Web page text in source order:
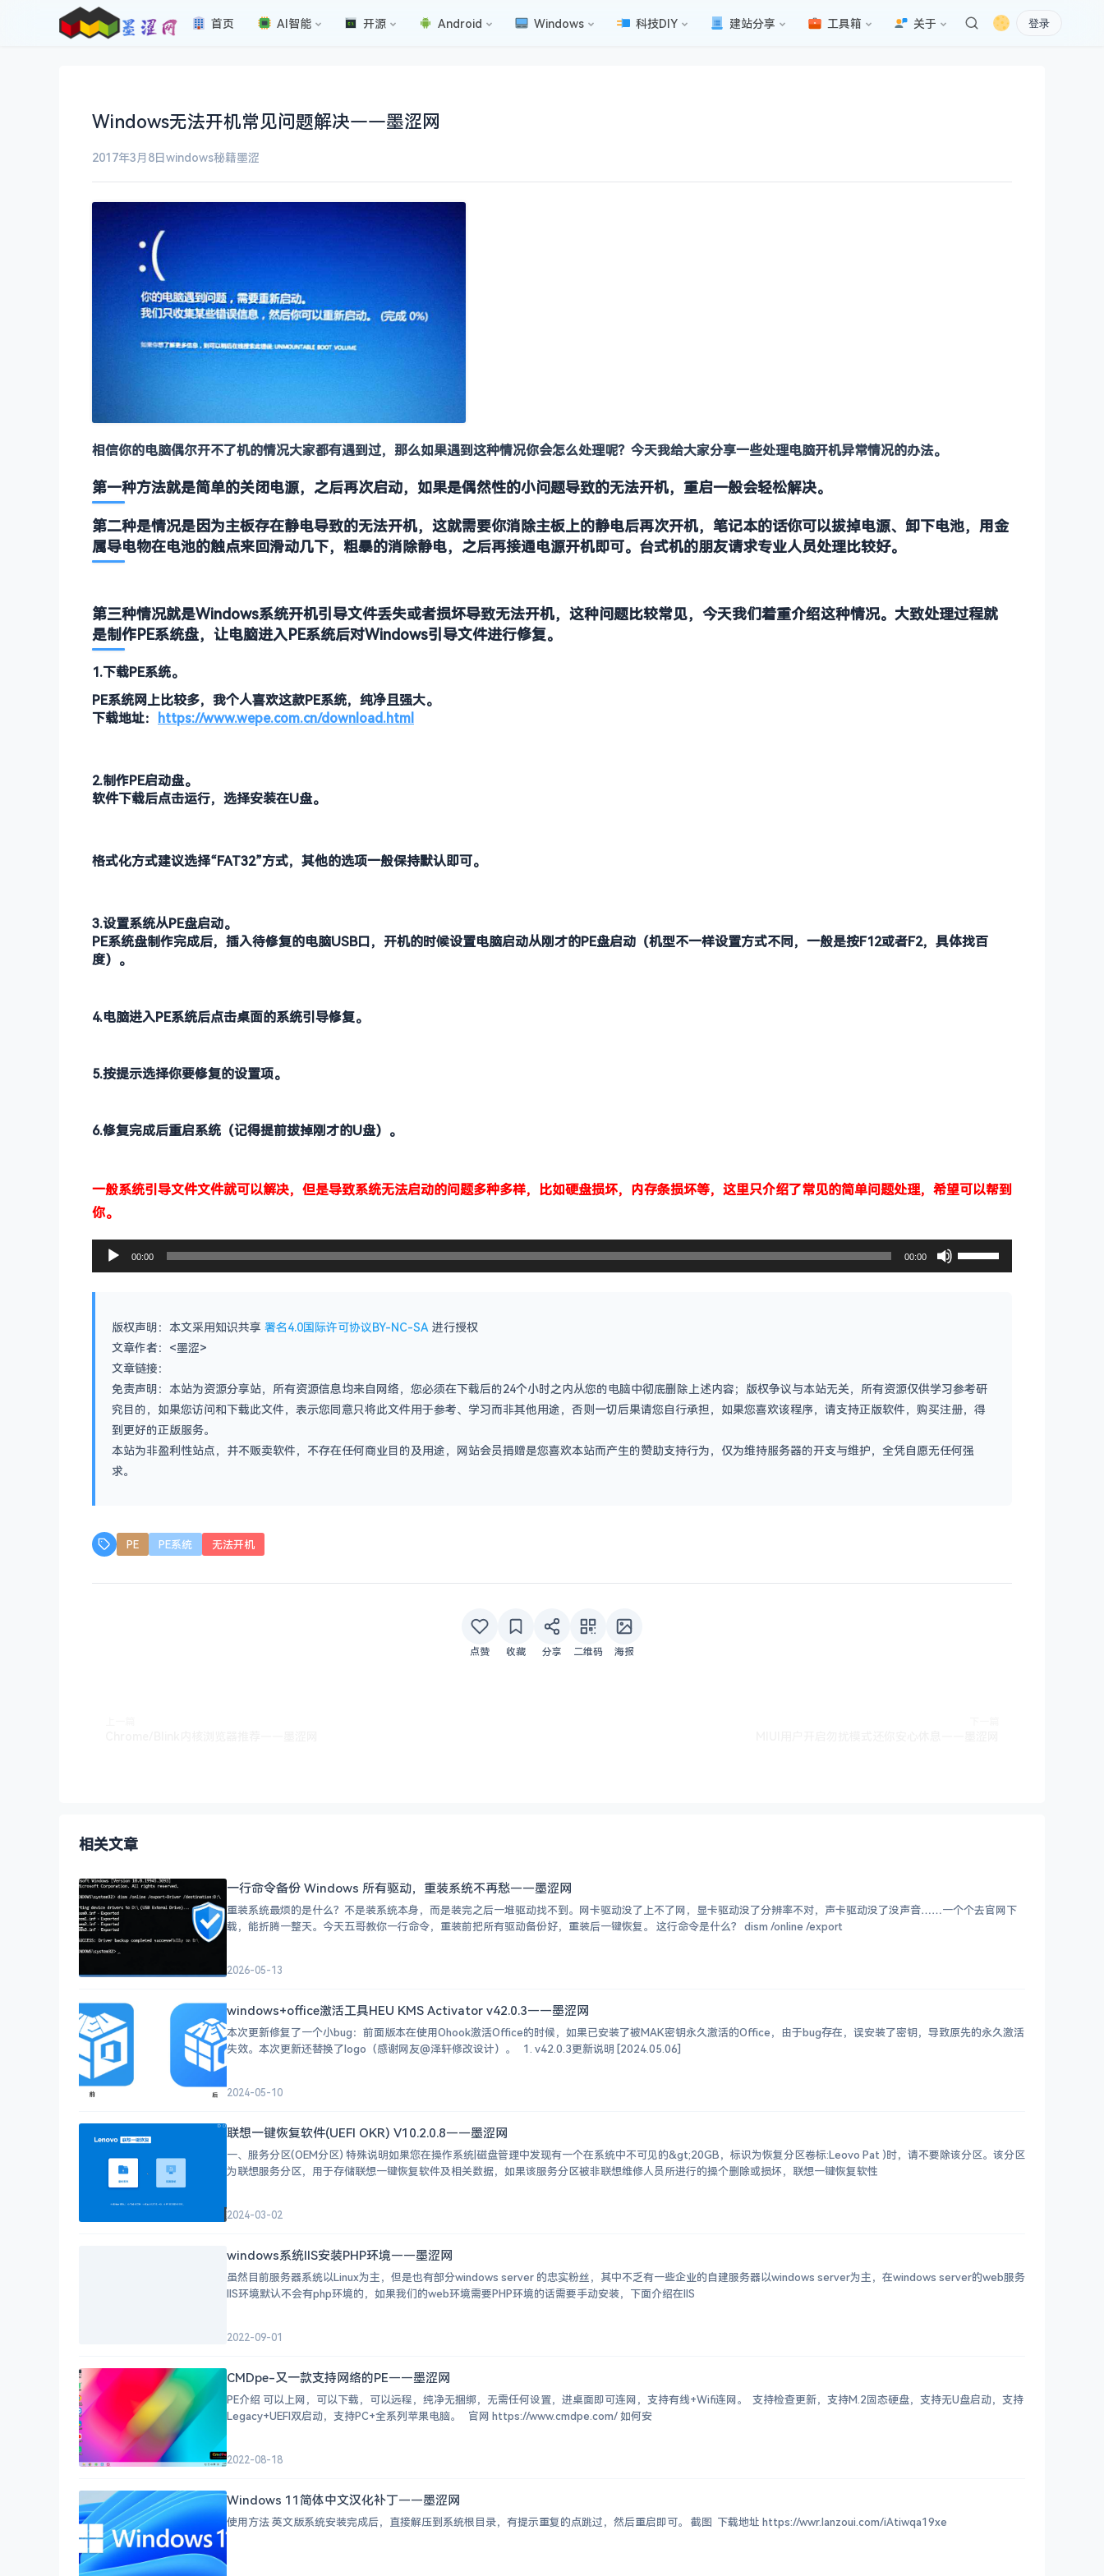
首页 AI智能 开源 Android Windows 科技DIY 建站分享 工具箱 关于 登录
Windows无法开机常见问题解决——墨涩网
2017年3月8日windows秘籍墨涩
相信你的电脑偶尔开不了机的情况大家都有遇到过，那么如果遇到这种情况你会怎么处理呢？今天我给大家分享一些处理电脑开机异常情况的办法。
第一种方法就是简单的关闭电源，之后再次启动，如果是偶然性的小问题导致的无法开机，重启一般会轻松解决。
第二种是情况是因为主板存在静电导致的无法开机，这就需要你消除主板上的静电后再次开机，笔记本的话你可以拔掉电源、卸下电池，用金
属导电物在电池的触点来回滑动几下，粗暴的消除静电，之后再接通电源开机即可。台式机的朋友请求专业人员处理比较好。
第三种情况就是Windows系统开机引导文件丢失或者损坏导致无法开机，这种问题比较常见，今天我们着重介绍这种情况。大致处理过程就
是制作PE系统盘，让电脑进入PE系统后对Windows引导文件进行修复。
1.下载PE系统。
PE系统网上比较多，我个人喜欢这款PE系统，纯净且强大。
下载地址： https://www.wepe.com.cn/download.html
2.制作PE启动盘。
软件下载后点击运行，选择安装在U盘。
格式化方式建议选择“FAT32”方式，其他的选项一般保持默认即可。
3.设置系统从PE盘启动。
PE系统盘制作完成后，插入待修复的电脑USB口，开机的时候设置电脑启动从刚才的PE盘启动（机型不一样设置方式不同，一般是按F12或者F2，具体找百
度）。
4.电脑进入PE系统后点击桌面的系统引导修复。
5.按提示选择你要修复的设置项。
6.修复完成后重启系统（记得提前拔掉刚才的U盘）。
一般系统引导文件文件就可以解决，但是导致系统无法启动的问题多种多样，比如硬盘损坏，内存条损坏等，这里只介绍了常见的简单问题处理，希望可以帮到
你。
频
播
00:00 00:00
使
用
头
键
增
版权声明：本文采用知识共享 署名4.0国际许可协议BY-NC-SA 进行授权
文章作者：<墨涩>
文章链接：
免责声明：本站为资源分享站，所有资源信息均来自网络，您必须在下载后的24个小时之内从您的电脑中彻底删除上述内容；版权争议与本站无关，所有资源仅供学习参考研
究目的，如果您访问和下载此文件，表示您同意只将此文件用于参考、学习而非其他用途，否则一切后果请您自行承担，如果您喜欢该程序，请支持正版软件，购买注册，得
到更好的正版服务。
本站为非盈利性站点，并不贩卖软件，不存在任何商业目的及用途，网站会员捐赠是您喜欢本站而产生的赞助支持行为，仅为维持服务器的开支与维护，全凭自愿无任何强
求。
PE PE系统 无法开机
点赞 收藏 分享 二维码 海报
相关文章
一行命令备份 Windows 所有驱动，重装系统不再愁——墨涩网
重装系统最烦的是什么？不是装系统本身，而是装完之后一堆驱动找不到。网卡驱动没了上不了网，显卡驱动没了分辨率不对，声卡驱动没了没声音……一个个去官网下
载，能折腾一整天。今天五哥教你一行命令，重装前把所有驱动备份好，重装后一键恢复。 这行命令是什么？ dism /online /export
2026-05-13
windows+office激活工具HEU KMS Activator v42.0.3——墨涩网
本次更新修复了一个小bug：前面版本在使用Ohook激活Office的时候，如果已安装了被MAK密钥永久激活的Office，由于bug存在，误安装了密钥，导致原先的永久激活
失效。本次更新还替换了logo（感谢网友@泽轩修改设计）。 1. v42.0.3更新说明 [2024.05.06]
2024-05-10
联想一键恢复软件(UEFI OKR) V10.2.0.8——墨涩网
一、服务分区(OEM分区) 特殊说明如果您在操作系统|磁盘管理中发现有一个在系统中不可见的&gt;20GB，标识为恢复分区卷标:Leovo Pat )时，请不要除该分区。该分区
为联想服务分区，用于存储联想一键恢复软件及相关数据，如果该服务分区被非联想维修人员所进行的操个删除或损坏，联想一键恢复软性
2024-03-02
windows系统IIS安装PHP环境——墨涩网
虽然目前服务器系统以Linux为主，但是也有部分windows server 的忠实粉丝，其中不乏有一些企业的自建服务器以windows server为主，在windows server的web服务
IIS环境默认不会有php环境的，如果我们的web环境需要PHP环境的话需要手动安装，下面介绍在IIS
2022-09-01
CMDpe-又一款支持网络的PE——墨涩网
PE介绍 可以上网，可以下载，可以远程，纯净无捆绑，无需任何设置，进桌面即可连网，支持有线+Wifi连网。 支持检查更新，支持M.2固态硬盘，支持无U盘启动，支持
Legacy+UEFI双启动，支持PC+全系列苹果电脑。 官网 https://www.cmdpe.com/ 如何安
2022-08-18
Windows 11简体中文汉化补丁——墨涩网
使用方法 英文版系统安装完成后，直接解压到系统根目录，有提示重复的点跳过，然后重启即可。 截图 下载地址 https://wwr.lanzoui.com/iAtiwqa19xe